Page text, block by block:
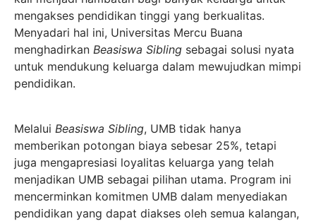
mengakses pendidikan tinggi yang berkualitas.
Menyadari hal ini, Universitas Mercu Buana
menghadirkan Beasiswa Sibling sebagai solusi nyata
untuk mendukung keluarga dalam mewujudkan mimpi
pendidikan.
Melalui Beasiswa Sibling, UMB tidak hanya
memberikan potongan biaya sebesar 25%, tetapi
juga mengapresiasi loyalitas keluarga yang telah
menjadikan UMB sebagai pilihan utama. Program ini
mencerminkan komitmen UMB dalam menyediakan
pendidikan yang dapat diakses oleh semua kalangan,